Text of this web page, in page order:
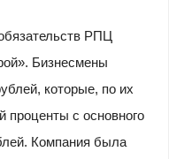
РПЦ
Бизнесмены
которые, по их
проценты с основного
Компания была